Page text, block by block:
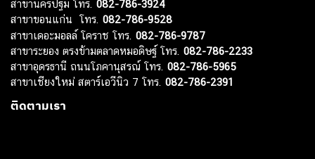
สาขานครปฐม โทร. 082-786-3924
สาขาขอนแก่น โทร. 082-786-9528
สาขาเดอะมอลล์ โคราช โทร. 082-786-9787
สาขาระยอง ตรงข้ามตลาดหมอดิษฐ์ โทร. 082-786-2233
สาขาอุดรธานี ถนนโภคานุสรณ์ โทร. 082-786-5965
สาขาเชียงใหม่ สตาร์เอวีนิว 7 โทร. 082-786-2391
ติดตามเรา